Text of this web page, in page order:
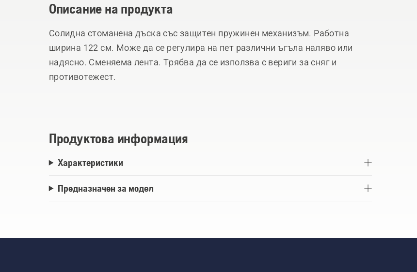
Описание на продукта
Солидна стоманена дъска със защитен пружинен механизъм. Работна
ширина 122 см. Може да се регулира на пет различни ъгъла наляво или
надясно. Сменяема лента. Трябва да се използва с вериги за сняг и
противотежест.
Продуктова информация
Характеристики
Предназначен за модел